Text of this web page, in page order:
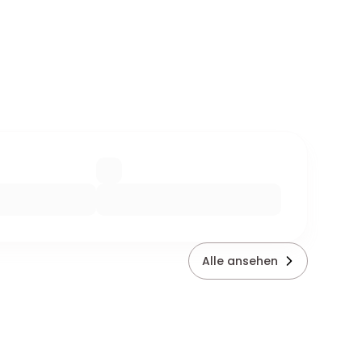
Alle ansehen